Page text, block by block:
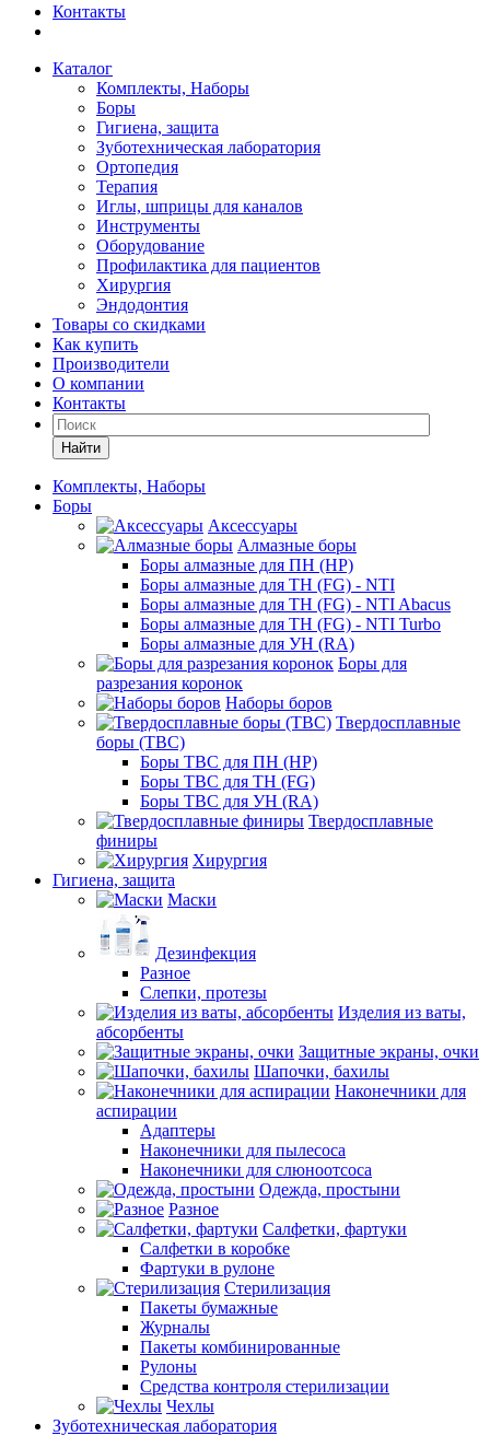
Контакты
Каталог
Комплекты, Наборы
Боры
Гигиена, защита
Зуботехническая лаборатория
Ортопедия
Терапия
Иглы, шприцы для каналов
Инструменты
Оборудование
Профилактика для пациентов
Хирургия
Эндодонтия
Товары со скидками
Как купить
Производители
О компании
Контакты
Найти
Комплекты, Наборы
Боры
Аксессуары
Алмазные боры
Боры алмазные для ПН (HP)
Боры алмазные для ТН (FG) - NTI
Боры алмазные для ТН (FG) - NTI Abacus
Боры алмазные для ТН (FG) - NTI Turbo
Боры алмазные для УН (RA)
Боры для
разрезания коронок
Наборы боров
Твердосплавные
боры (ТВС)
Боры ТВС для ПН (HP)
Боры ТВС для ТН (FG)
Боры ТВС для УН (RA)
Твердосплавные
финиры
Хирургия
Гигиена, защита
Маски
Дезинфекция
Разное
Слепки, протезы
Изделия из ваты,
абсорбенты
Защитные экраны, очки
Шапочки, бахилы
Наконечники для
аспирации
Адаптеры
Наконечники для пылесоса
Наконечники для слюноотсоса
Одежда, простыни
Разное
Салфетки, фартуки
Салфетки в коробке
Фартуки в рулоне
Стерилизация
Пакеты бумажные
Журналы
Пакеты комбинированные
Рулоны
Средства контроля стерилизации
Чехлы
Зуботехническая лаборатория